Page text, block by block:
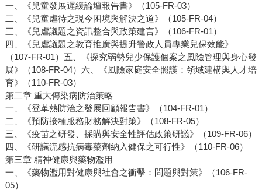
一、《兒童發展遲緩論壇報告書》（105-FR-03）
二、《兒童虐待之現今困境與解決之道》（105-FR-04）
三、《兒虐議題之資訊整合與政策建言》（106-FR-01）
四、《兒虐議題之教育推廣與提升警政人員專業兒保效能》
（107-FR-01）五、《探究弱勢兒少保護個案之風險管理與身心發
展》（108-FR-04）六、《風險家庭安全照護：領域建構與人才培
育》（110-FR-03）
第二章 重大傳染病防治策略
一、《登革熱防治之發展回顧報告書》（104-FR-01）
二、《預防接種服務財務解決對策》（108-FR-05）
三、《疫苗之研發、採購與安全性評估政策研議》（109-FR-06）
四、《研議流感抗病毒藥劑納入健保之可行性》（110-FR-06）
第三章 精神健康與藥物濫用
一、《藥物濫用對健康與社會之衝擊：問題與對策》（106-FR-
05）